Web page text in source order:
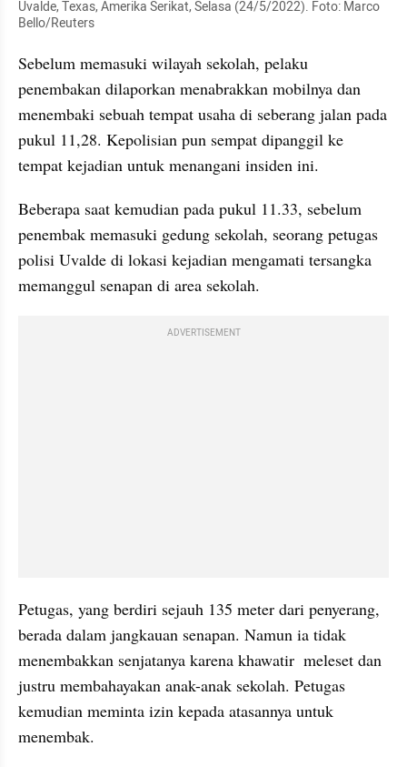
Uvalde, Texas, Amerika Serikat, Selasa (24/5/2022). Foto: Marco
Bello/Reuters
Sebelum memasuki wilayah sekolah, pelaku
penembakan dilaporkan menabrakkan mobilnya dan
menembaki sebuah tempat usaha di seberang jalan pada
pukul 11,28. Kepolisian pun sempat dipanggil ke
tempat kejadian untuk menangani insiden ini.
Beberapa saat kemudian pada pukul 11.33, sebelum
penembak memasuki gedung sekolah, seorang petugas
polisi Uvalde di lokasi kejadian mengamati tersangka
memanggul senapan di area sekolah.
ADVERTISEMENT
Petugas, yang berdiri sejauh 135 meter dari penyerang,
berada dalam jangkauan senapan. Namun ia tidak
menembakkan senjatanya karena khawatir  meleset dan
justru membahayakan anak-anak sekolah. Petugas
kemudian meminta izin kepada atasannya untuk
menembak.